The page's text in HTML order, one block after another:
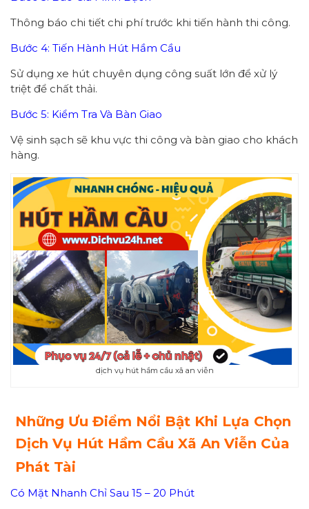
Thông báo chi tiết chi phí trước khi tiến hành thi công.
Bước 4: Tiến Hành Hút Hầm Cầu
Sử dụng xe hút chuyên dụng công suất lớn để xử lý
triệt để chất thải.
Bước 5: Kiểm Tra Và Bàn Giao
Vệ sinh sạch sẽ khu vực thi công và bàn giao cho khách
hàng.
dịch vụ hút hầm cầu xã an viễn
Những Ưu Điểm Nổi Bật Khi Lựa Chọn
Dịch Vụ Hút Hầm Cầu Xã An Viễn Của
Phát Tài
Có Mặt Nhanh Chỉ Sau 15 – 20 Phút